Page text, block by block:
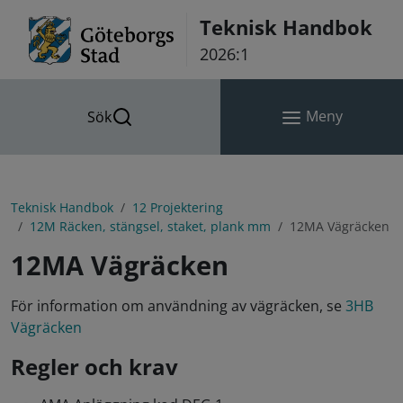
Teknisk Handbok
2026:1
Sök Meny
Teknisk Handbok
12 Projektering
12M Räcken, stängsel, staket, plank mm
12MA Vägräcken
12MA Vägräcken
För information om användning av vägräcken, se 3HB
Vägräcken
Regler och krav